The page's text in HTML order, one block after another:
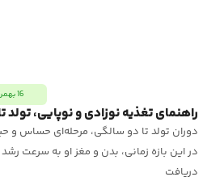
16 بهمن 1403
راهنمای تغذیه نوزادی و نوپایی، تولد تا ۲۳
دوران تولد تا دو سالگی، مرحله‌ای حساس و
در این بازه زمانی، بدن و مغز او به سرعت
دریافت